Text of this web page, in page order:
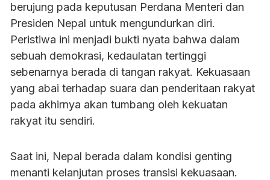
berujung pada keputusan Perdana Menteri dan
Presiden Nepal untuk mengundurkan diri.
Peristiwa ini menjadi bukti nyata bahwa dalam
sebuah demokrasi, kedaulatan tertinggi
sebenarnya berada di tangan rakyat. Kekuasaan
yang abai terhadap suara dan penderitaan rakyat
pada akhirnya akan tumbang oleh kekuatan
rakyat itu sendiri.
Saat ini, Nepal berada dalam kondisi genting
menanti kelanjutan proses transisi kekuasaan.